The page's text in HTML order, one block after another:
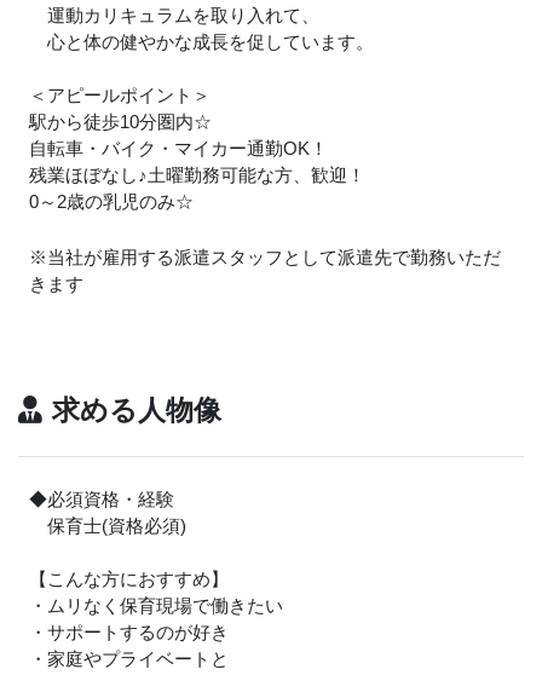
運動カリキュラムを取り入れて、
心と体の健やかな成長を促しています。
＜アピールポイント＞
駅から徒歩10分圏内☆
自転車・バイク・マイカー通勤OK！
残業ほぼなし♪土曜勤務可能な方、歓迎！
0～2歳の乳児のみ☆
※当社が雇用する派遣スタッフとして派遣先で勤務いただ
きます
求める人物像
◆必須資格・経験
保育士(資格必須)
【こんな方におすすめ】
・ムリなく保育現場で働きたい
・サポートするのが好き
・家庭やプライベートと